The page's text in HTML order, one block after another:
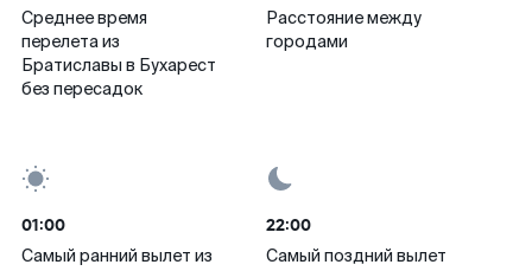
Среднее время
перелета из
Братиславы в Бухарест
без пересадок
Расстояние между
городами
01:00
Самый ранний вылет из
22:00
Самый поздний вылет